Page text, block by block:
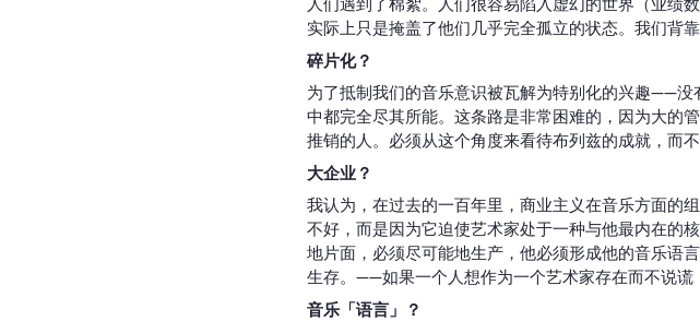
人们遇到了棉絮。人们很容易陷入虚幻的世界（业绩数
实际上只是掩盖了他们几乎完全孤立的状态。我们背
碎片化？
为了抵制我们的音乐意识被瓦解为特别化的兴趣——
中都完全尽其所能。这条路是非常困难的，因为大的
推销的人。必须从这个角度来看待布列兹的成就，而
大企业？
我认为，在过去的一百年里，商业主义在音乐方面的
不好，而是因为它迫使艺术家处于一种与他最内在
地片面，必须尽可能地生产，他必须形成他的音乐
生存。——如果一个人想作为一个艺术家存在而不说谎
音乐「语言」？